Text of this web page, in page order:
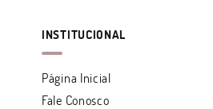
INSTITUCIONAL
Página Inicial
Fale Conosco